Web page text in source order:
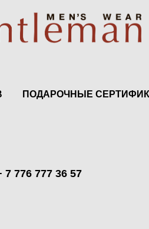
ПОДАРОЧНЫЕ
7 776 777 36 57